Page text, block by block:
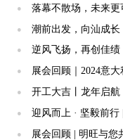
●
落幕不散场，未来
CIBRUSH制刷工业
●
潮前出发，向汕成长
满结束！
●
逆风飞扬，再创佳绩
举行！
●
展会回顾｜2024意
展圆满收官！
● 开工大吉丨龙年启航
●
迎风而上 · 坚毅前
新会完美落幕！
●
展会回顾 | 明旺与您